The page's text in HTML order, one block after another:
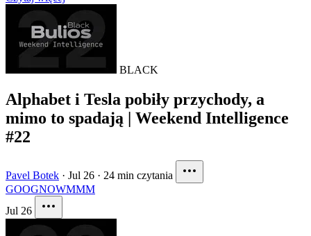
BLACK
Alphabet i Tesla pobiły przychody, a
mimo to spadają | Weekend Intelligence
#22
Pavel Botek · Jul 26 · 24 min czytania
GOOGNOWMMM
Jul 26